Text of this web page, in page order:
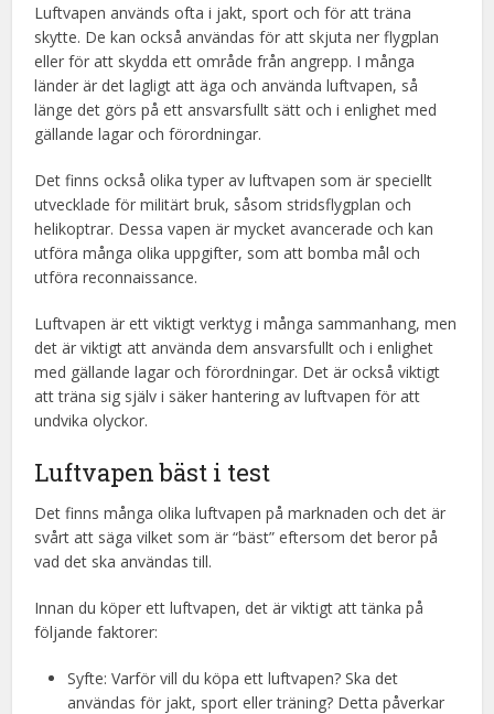
Luftvapen används ofta i jakt, sport och för att träna
skytte. De kan också användas för att skjuta ner flygplan
eller för att skydda ett område från angrepp. I många
länder är det lagligt att äga och använda luftvapen, så
länge det görs på ett ansvarsfullt sätt och i enlighet med
gällande lagar och förordningar.
Det finns också olika typer av luftvapen som är speciellt
utvecklade för militärt bruk, såsom stridsflygplan och
helikoptrar. Dessa vapen är mycket avancerade och kan
utföra många olika uppgifter, som att bomba mål och
utföra reconnaissance.
Luftvapen är ett viktigt verktyg i många sammanhang, men
det är viktigt att använda dem ansvarsfullt och i enlighet
med gällande lagar och förordningar. Det är också viktigt
att träna sig själv i säker hantering av luftvapen för att
undvika olyckor.
Luftvapen bäst i test
Det finns många olika luftvapen på marknaden och det är
svårt att säga vilket som är “bäst” eftersom det beror på
vad det ska användas till.
Innan du köper ett luftvapen, det är viktigt att tänka på
följande faktorer:
Syfte: Varför vill du köpa ett luftvapen? Ska det
användas för jakt, sport eller träning? Detta påverkar